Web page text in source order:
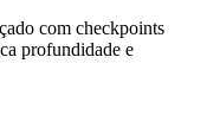
com checkpoints
profundidade e